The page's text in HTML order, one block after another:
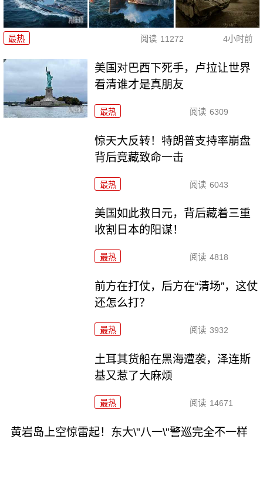
最热 阅读 11272 4小时前
美国对巴西下死手，卢拉让世界
看清谁才是真朋友
最热 阅读 6309
惊天大反转！特朗普支持率崩盘
背后竟藏致命一击
最热 阅读 6043
美国如此救日元，背后藏着三重
收割日本的阳谋！
最热 阅读 4818
前方在打仗，后方在“清场”，这仗
还怎么打？
最热 阅读 3932
土耳其货船在黑海遭袭，泽连斯
基又惹了大麻烦
最热 阅读 14671
黄岩岛上空惊雷起！东大\"八一\"警巡完全不一样